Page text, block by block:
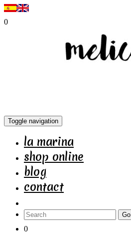
0
Toggle navigation
la marina
shop online
blog
contact
Go
0